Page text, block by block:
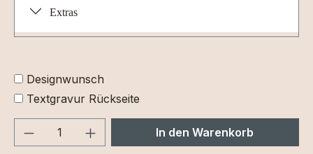
Extras
Designwunsch
Textgravur Rückseite
Produkt Anzahl: Gib denIn den Warenkorb